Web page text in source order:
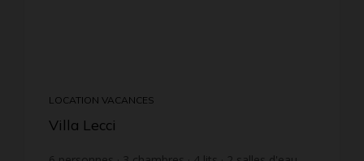
LOCATION VACANCES
Villa Lecci